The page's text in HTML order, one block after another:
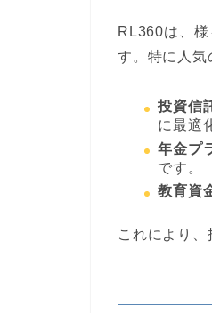
RL360は、
す。特に人気
投資信
に最適
年金プ
です。
教育資
これにより